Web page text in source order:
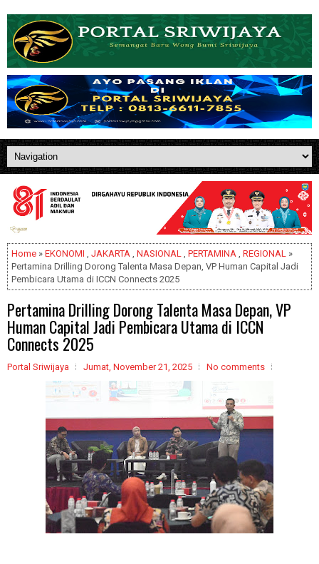
Home » EKONOMI , JAKARTA , NASIONAL , PERTAMINA , REGIONAL »
Pertamina Drilling Dorong Talenta Masa Depan, VP Human Capital Jadi
Pembicara Utama di ICCN Connects 2025
Pertamina Drilling Dorong Talenta Masa Depan, VP
Human Capital Jadi Pembicara Utama di ICCN
Connects 2025
Portal Sriwijaya Jumat, November 21, 2025 No comments